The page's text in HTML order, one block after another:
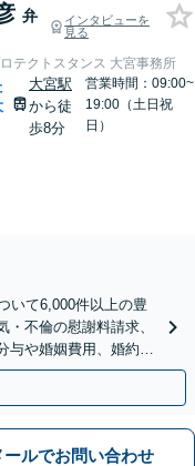
弁
インタビューを
見る
テクトスタンス 大宮事務所
大宮駅
から徒
歩8分
営業時間：09:00~
19:00（土日祝
日）
いて6,000件以上の豊
不倫の慰謝料請求、
与や婚姻費用、婚約破
です。
ールでお問い合わせ